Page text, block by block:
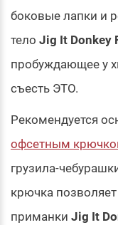
боковые лапки и
тело Jig It Donkey
пробуждающее у
съесть ЭТО.
Рекомендуется
офсетным
грузила-
крючка
приманки Jig It